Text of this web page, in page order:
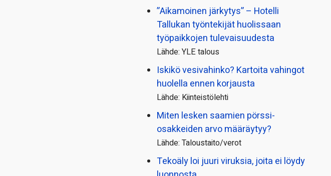
”Aikamoinen järkytys” – Hotelli
Tallukan työntekijät huolissaan
työpaikkojen tulevaisuudesta
Lähde: YLE talous
Iskikö vesivahinko? Kartoita vahingot
huolella ennen korjausta
Lähde: Kiinteistölehti
Miten lesken saamien pörssi­
osakkeiden arvo määräytyy?
Lähde: Taloustaito/verot
Tekoäly loi juuri viruksia, joita ei löydy